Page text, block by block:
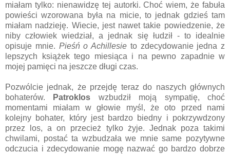
miałam tylko: nienawidzę tej autorki. Choć wiem, że fabuła
powieści wzorowana była na micie, to jednak gdzieś tam
miałam nadzieję. Wiecie, jest nawet takie powiedzenie, że
niby człowiek wiedział, a jednak się łudził - to idealnie
opisuje mnie. Pieśń o Achillesie to zdecydowanie jedna z
lepszych książek tego miesiąca i na pewno zapadnie w
mojej pamięci na jeszcze długi czas.
Pozwólcie jednak, że przejdę teraz do naszych głównych
bohaterów.
Patroklos wzbudził moją sympatię, choć
momentami miałam w głowie myśl, że oto przed nami
kolejny bohater, który jest bardzo biedny i pokrzywdzony
przez los, a on przecież tylko żyje. Jednak poza takimi
chwilami, postać ta wzbudzała we mnie same pozytywne
odczucia i zdecydowanie mogę nazwać go bardzo dobrze